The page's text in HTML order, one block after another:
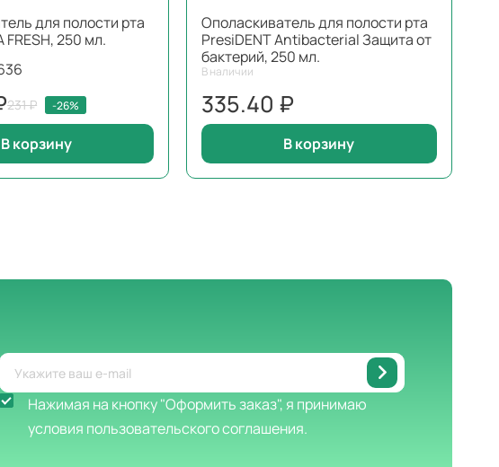
для полости рта
FRESH, 250 мл.
231 ₽ -26%
В корзину
Ополаскиватель для полости рта
PresiDENT Antibacterial Защита от
бактерий, 250 мл.
В наличии
335.40 ₽
В корзину
Нажимая на кнопку "Оформить заказ", я принимаю
условия пользовательского соглашения.